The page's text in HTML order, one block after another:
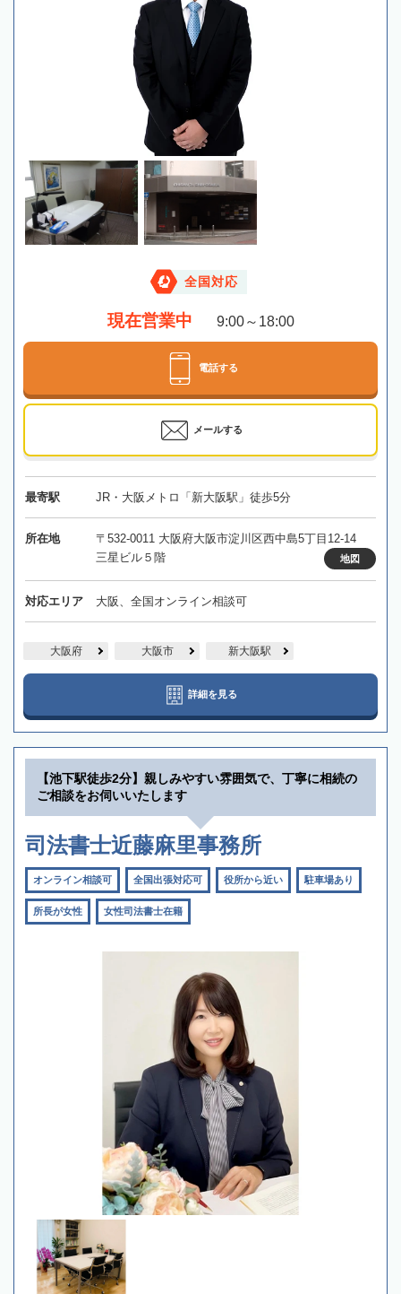
全国対応
現在営業中 9:00～18:00
電話する
メールする
最寄駅 JR・大阪メトロ「新大阪駅」徒歩5分
所在地
〒532-0011 大阪府大阪市淀川区西中島5丁目12-14
三星ビル５階
地図
対応エリア 大阪、全国オンライン相談可
大阪府 大阪市 新大阪駅
詳細を見る
【池下駅徒歩2分】親しみやすい雰囲気で、丁寧に相続の
ご相談をお伺いいたします
司法書士近藤麻里事務所
オンライン相談可 全国出張対応可 役所から近い 駐車場あり
所長が女性 女性司法書士在籍